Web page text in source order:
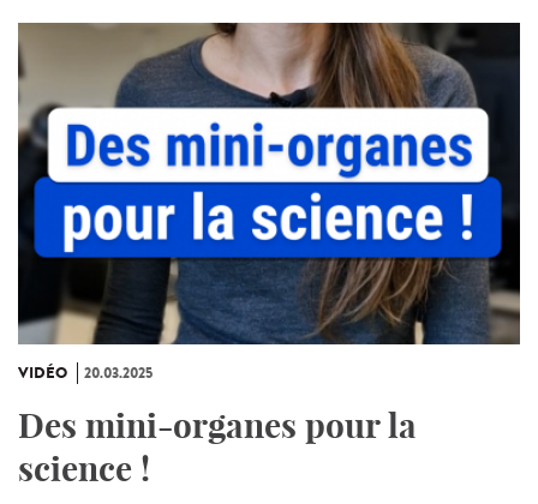
VIDÉO 20.03.2025
Des mini-organes pour la
science !